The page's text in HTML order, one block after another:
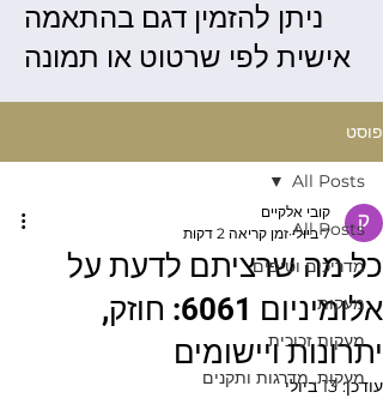
ניתן להזמין דגם בהתאמה
פוסט
All Posts
מדריכים וטיפים
מעקות
מעקות זכוכית
מעקות, מדרגות ותקנים
All Posts
כל מה שרציתם לדעת על
אלומיניום 6061: חוזק,
יתרונות ויישומים
קובי אלקיים
7 ביולי
זמן קריאה 2 דקות
עודכן:13 ביולי